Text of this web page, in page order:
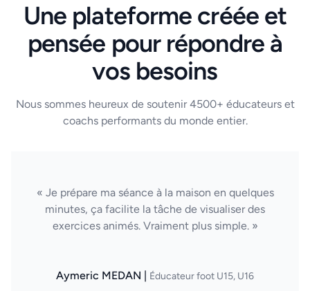
Une plateforme créée et
pensée pour répondre à
vos besoins
Nous sommes heureux de soutenir 4500+ éducateurs et
coachs performants du monde entier.
« Je prépare ma séance à la maison en quelques
minutes, ça facilite la tâche de visualiser des
exercices animés. Vraiment plus simple. »
Aymeric MEDAN | Éducateur foot U15, U16